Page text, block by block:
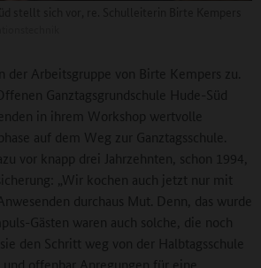
der Arbeitsgruppe von Birte Kempers zu.
Ganztagsgrundschule Hude-Süd
in ihrem Workshop wertvolle
auf dem Weg zur Ganztagsschule.
vor knapp drei Jahrzehnten, schon 1994,
„Wir kochen auch jetzt nur mit
durchaus Mut. Denn, das wurde
Gästen waren auch solche, die noch
den Schritt weg von der Halbtagsschule